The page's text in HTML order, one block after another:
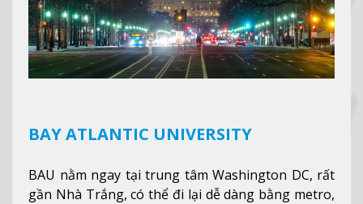
BAY ATLANTIC UNIVERSITY
BAU nằm ngay tại trung tâm Washington DC, rất
gần Nhà Trắng, có thể đi lại dễ dàng bằng metro,